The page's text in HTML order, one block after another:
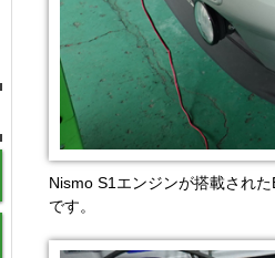
Nismo S1エンジンが搭載され
です。